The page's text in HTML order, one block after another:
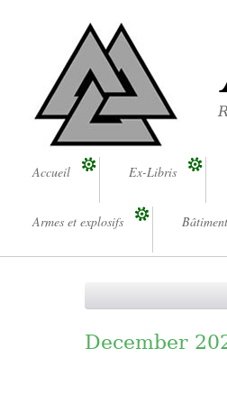
Accueil Ex-Libris
Armes et explosifs Bâtiment
December